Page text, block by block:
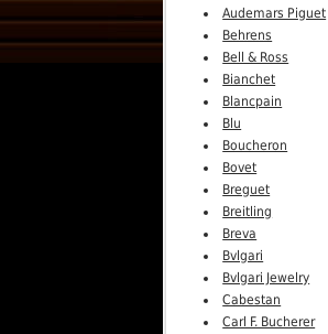
Audemars Piguet
Behrens
Bell & Ross
Bianchet
Blancpain
Blu
Boucheron
Bovet
Breguet
Breitling
Breva
Bvlgari
Bvlgari Jewelry
Cabestan
Carl F. Bucherer